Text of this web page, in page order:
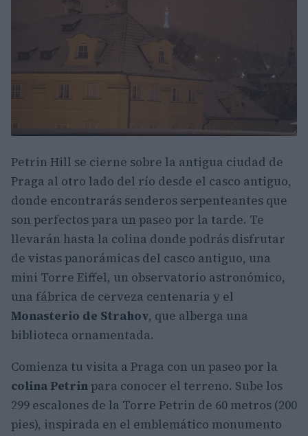
Petrin Hill se cierne sobre la antigua ciudad de
Praga al otro lado del río desde el casco antiguo,
donde encontrarás senderos serpenteantes que
son perfectos para un paseo por la tarde. Te
llevarán hasta la colina donde podrás disfrutar
de vistas panorámicas del casco antiguo, una
mini Torre Eiffel, un observatorio astronómico,
una fábrica de cerveza centenaria y el
Monasterio de Strahov, que alberga una
biblioteca ornamentada.
Comienza tu visita a Praga con un paseo por la
colina Petrinpara conocer el terreno. Sube los
299 escalones de la Torre Petrin de 60 metros (200
pies), inspirada en el emblemático monumento